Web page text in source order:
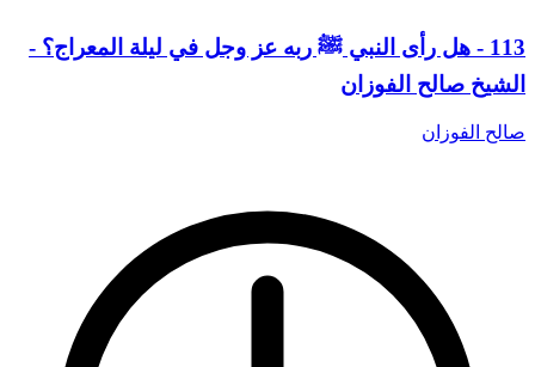
113 - هل رأى النبي ﷺ ربه عز وجل في ليلة المعراج؟ -
الشيخ صالح الفوزان
صالح الفوزان